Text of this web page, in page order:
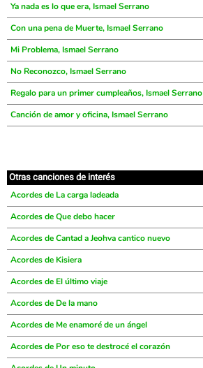
Ya nada es lo que era, Ismael Serrano
Con una pena de Muerte, Ismael Serrano
Mi Problema, Ismael Serrano
No Reconozco, Ismael Serrano
Regalo para un primer cumpleaños, Ismael Serrano
Canción de amor y oficina, Ismael Serrano
Otras canciones de interés
Acordes de La carga ladeada
Acordes de Que debo hacer
Acordes de Cantad a Jeohva cantico nuevo
Acordes de Kisiera
Acordes de El último viaje
Acordes de De la mano
Acordes de Me enamoré de un ángel
Acordes de Por eso te destrocé el corazón